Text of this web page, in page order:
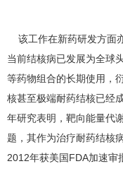
该工作在新药研发方面
当前结核病已发展为全球
等药物组合的长期使用，
核甚至极端耐药结核已经
年研究表明，靶向能量代
题，其作为治疗耐药结核
2012年获美国FDA加速审